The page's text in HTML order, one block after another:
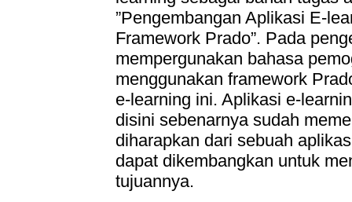
”Pengembangan Aplikasi
Framework Prado”. Pada
mempergunakan bahasa
menggunakan framework
e‐learning ini. Aplikasi
disini sebenarnya sudah
diharapkan dari sebuah
dapat dikembangkan untuk
tujuannya.